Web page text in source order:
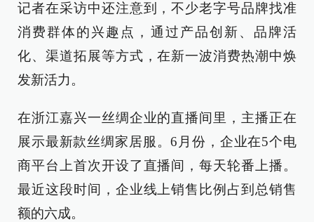
记者在采访中还注意到，不少老字号品牌找准
消费群体的兴趣点，通过产品创新、品牌活
化、渠道拓展等方式，在新一波消费热潮中焕
发新活力。
在浙江嘉兴一丝绸企业的直播间里，主播正在
展示最新款丝绸家居服。6月份，企业在5个电
商平台上首次开设了直播间，每天轮番上播。
最近这段时间，企业线上销售比例占到总销售
额的六成。